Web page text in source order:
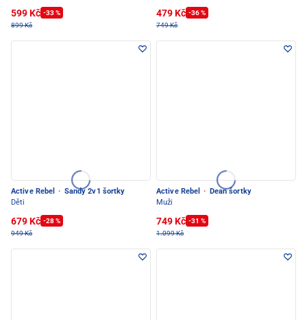
599 Kč -33 %
899 Kč
479 Kč -36 %
749 Kč
Active Rebel · Sandy 2v1 šortky
Děti
679 Kč -28 %
949 Kč
Active Rebel ·
Dean šortky
Muži
749 Kč -31 %
1.099 Kč